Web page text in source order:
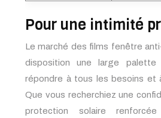
Pour une intimité
Le marché des films fenêtre
disposition une large
répondre à tous les besoins et
Que vous recherchiez une
protection solaire